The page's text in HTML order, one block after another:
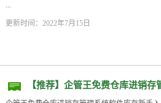
...
更新时间：2022年7月15日
【推荐】企管王免费仓库进销